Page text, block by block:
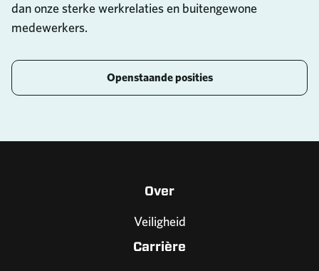
dan onze sterke werkrelaties en buitengewone
medewerkers.
Openstaande posities
Over
Veiligheid
Carrière